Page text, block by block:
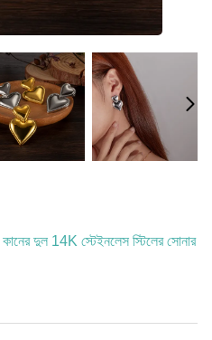
দুল 14K স্টেইনলেস স্টিলের সোনার